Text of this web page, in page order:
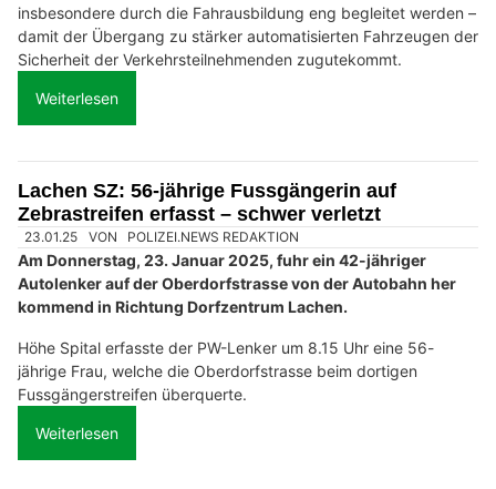
insbesondere durch die Fahrausbildung eng begleitet werden –
damit der Übergang zu stärker automatisierten Fahrzeugen der
Sicherheit der Verkehrsteilnehmenden zugutekommt.
Weiterlesen
Lachen SZ: 56-jährige Fussgängerin auf
Zebrastreifen erfasst – schwer verletzt
23.01.25 VON POLIZEI.NEWS REDAKTION
Am Donnerstag, 23. Januar 2025, fuhr ein 42-jähriger
Autolenker auf der Oberdorfstrasse von der Autobahn her
kommend in Richtung Dorfzentrum Lachen.
Höhe Spital erfasste der PW-Lenker um 8.15 Uhr eine 56-
jährige Frau, welche die Oberdorfstrasse beim dortigen
Fussgängerstreifen überquerte.
Weiterlesen